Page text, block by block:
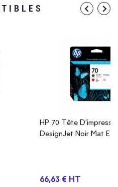
HP 70 Tête
DesignJet Noir Mat Et
66,63 € HT